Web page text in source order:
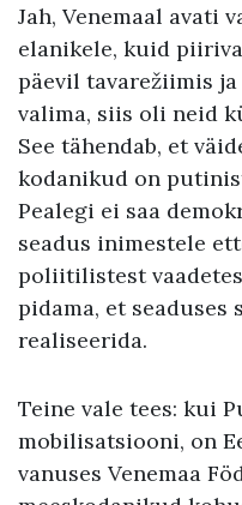
Jah, Venemaal avati
elanikele, kuid
päevil tavarežiimis
valima, siis oli neid
See tähendab, et
kodanikud on
Pealegi ei saa
seadus inimestele
poliitilistest
pidama, et seaduses
realiseerida.
Teine vale tees: kui
mobilisatsiooni, on
vanuses Venemaa